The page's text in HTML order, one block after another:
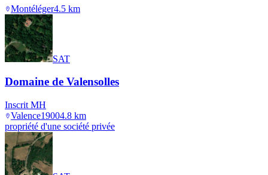
Montéléger4.5 km
SAT
Domaine de Valensolles
Inscrit MH
Valence19004.8 km
propriété d'une société privée